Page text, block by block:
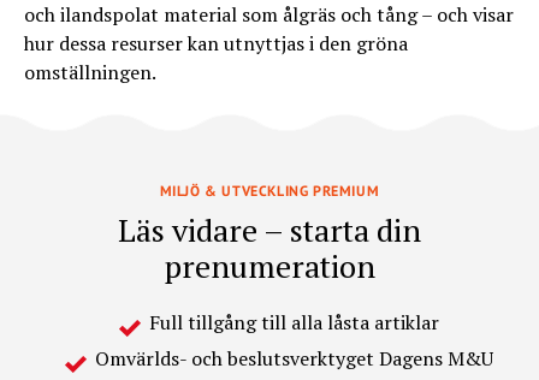
och ilandspolat material som ålgräs och tång – och visar
hur dessa resurser kan utnyttjas i den gröna
omställningen.
MILJÖ & UTVECKLING PREMIUM
Läs vidare – starta din
prenumeration
Full tillgång till alla låsta artiklar
Omvärlds- och beslutsverktyget Dagens M&U